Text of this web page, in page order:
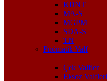
KDNT
MA-S
MGPM
SDA-S
TN
Pnömatik Valf
Çek Valfler
Eksoz Valfleri